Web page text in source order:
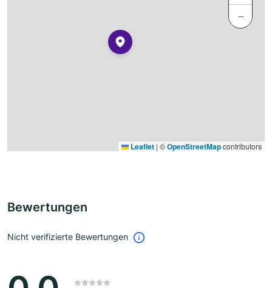
−
Leaflet | ©OpenStreetMapcontributors
Bewertungen
Nicht verifizierte Bewertungen